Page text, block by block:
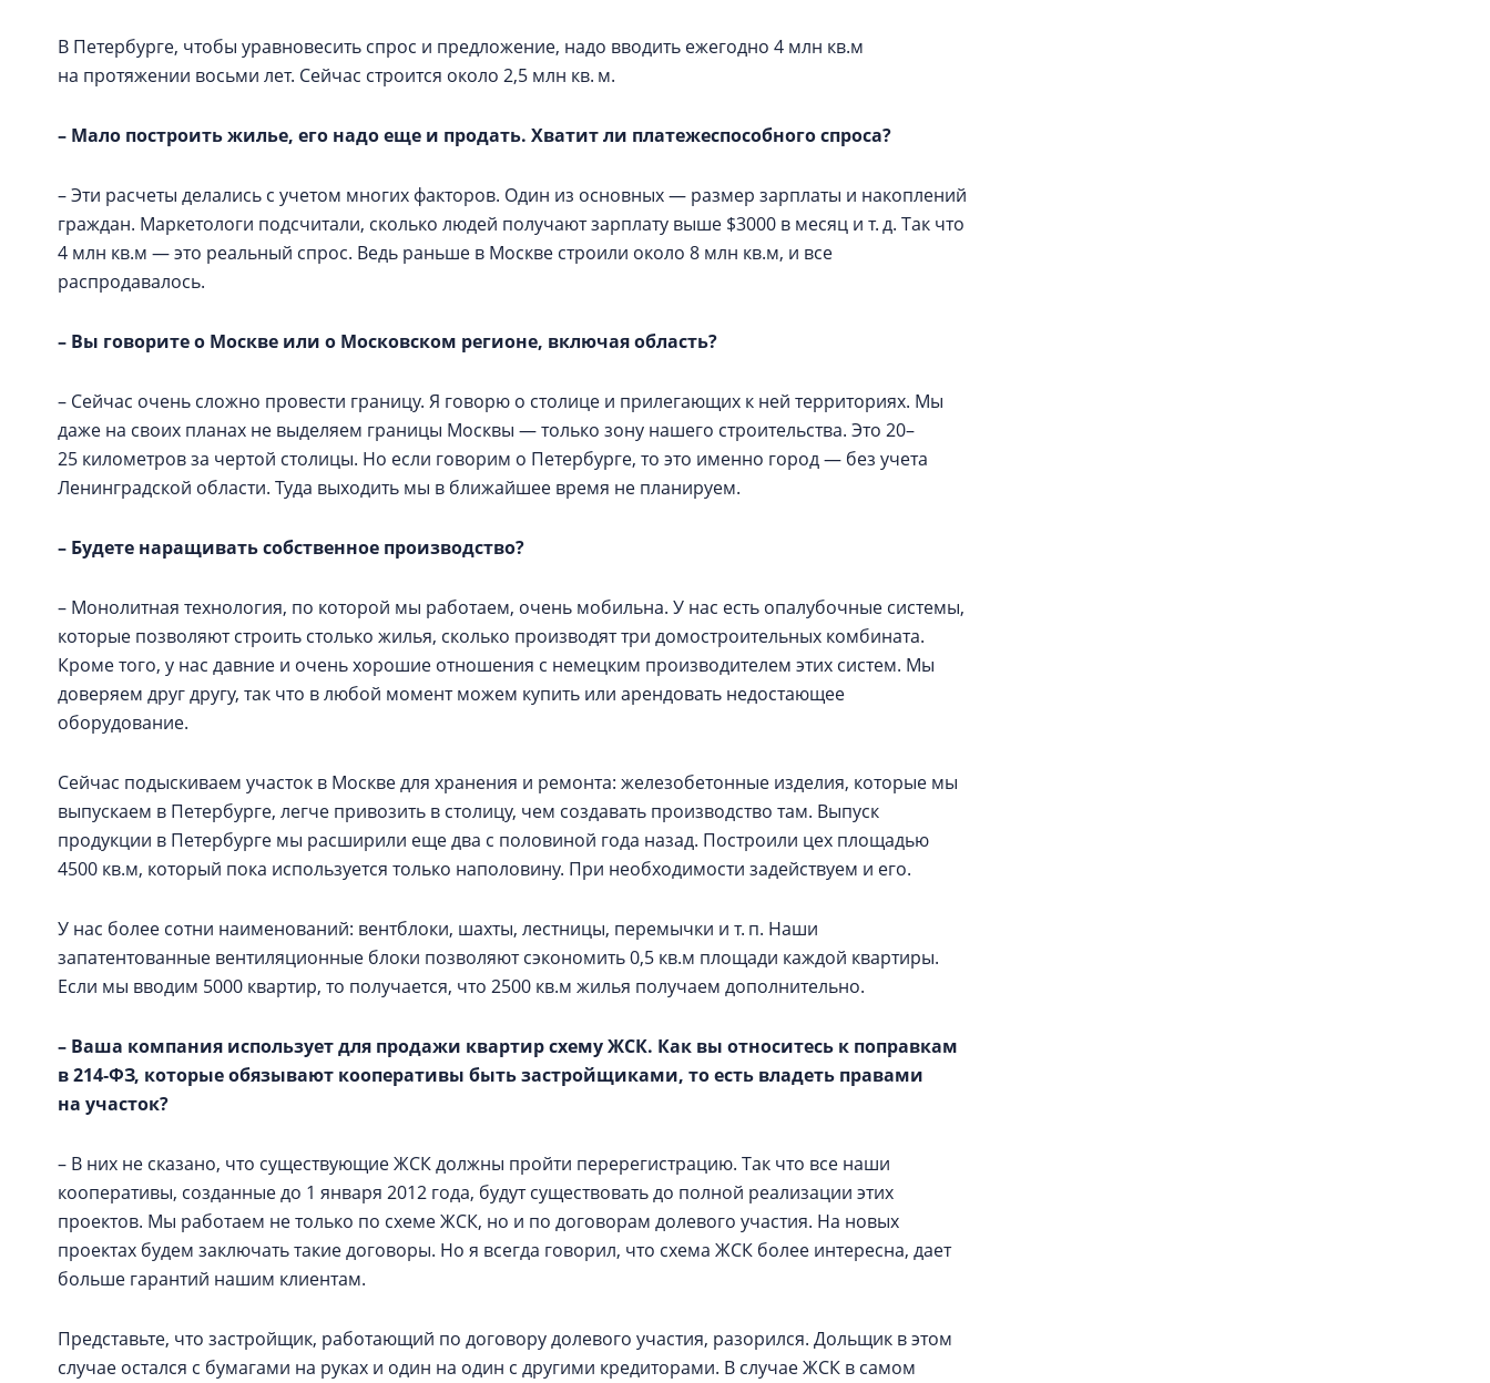
В Петербурге, чтобы уравновесить спрос и предложение, надо вводить ежегодно 4 млн кв.м
на протяжении восьми лет. Сейчас строится около 2,5 млн кв. м.
– Мало построить жилье, его надо еще и продать. Хватит ли платежеспособного спроса?
– Эти расчеты делались с учетом многих факторов. Один из основных — размер зарплаты и накоплений
граждан. Маркетологи подсчитали, сколько людей получают зарплату выше $3000 в месяц и т. д. Так что
4 млн кв.м — это реальный спрос. Ведь раньше в Москве строили около 8 млн кв.м, и все
распродавалось.
– Вы говорите о Москве или о Московском регионе, включая область?
– Сейчас очень сложно провести границу. Я говорю о столице и прилегающих к ней территориях. Мы
даже на своих планах не выделяем границы Москвы — только зону нашего строительства. Это 20–
25 километров за чертой столицы. Но если говорим о Петербурге, то это именно город — без учета
Ленинградской области. Туда выходить мы в ближайшее время не планируем.
– Будете наращивать собственное производство?
– Монолитная технология, по которой мы работаем, очень мобильна. У нас есть опалубочные системы,
которые позволяют строить столько жилья, сколько производят три домостроительных комбината.
Кроме того, у нас давние и очень хорошие отношения с немецким производителем этих систем. Мы
доверяем друг другу, так что в любой момент можем купить или арендовать недостающее
оборудование.
Сейчас подыскиваем участок в Москве для хранения и ремонта: железобетонные изделия, которые мы
выпускаем в Петербурге, легче привозить в столицу, чем создавать производство там. Выпуск
продукции в Петербурге мы расширили еще два с половиной года назад. Построили цех площадью
4500 кв.м, который пока используется только наполовину. При необходимости задействуем и его.
У нас более сотни наименований: вентблоки, шахты, лестницы, перемычки и т. п. Наши
запатентованные вентиляционные блоки позволяют сэкономить 0,5 кв.м площади каждой квартиры.
Если мы вводим 5000 квартир, то получается, что 2500 кв.м жилья получаем дополнительно.
– Ваша компания использует для продажи квартир схему ЖСК. Как вы относитесь к поправкам
в 214‑ФЗ, которые обязывают кооперативы быть застройщиками, то есть владеть правами
на участок?
– В них не сказано, что существующие ЖСК должны пройти перерегистрацию. Так что все наши
кооперативы, созданные до 1 января 2012 года, будут существовать до полной реализации этих
проектов. Мы работаем не только по схеме ЖСК, но и по договорам долевого участия. На новых
проектах будем заключать такие договоры. Но я всегда говорил, что схема ЖСК более интересна, дает
больше гарантий нашим клиентам.
Представьте, что застройщик, работающий по договору долевого участия, разорился. Дольщик в этом
случае остался с бумагами на руках и один на один с другими кредиторами. В случае ЖСК в самом